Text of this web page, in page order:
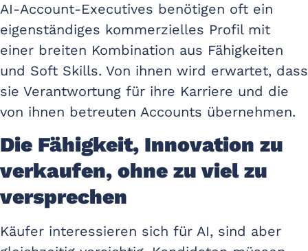
AI-Account-Executives benötigen oft ein
eigenständiges kommerzielles Profil mit
einer breiten Kombination aus Fähigkeiten
und Soft Skills. Von ihnen wird erwartet, dass
sie Verantwortung für ihre Karriere und die
von ihnen betreuten Accounts übernehmen.
Die Fähigkeit, Innovation zu
verkaufen, ohne zu viel zu
versprechen
Käufer interessieren sich für AI, sind aber